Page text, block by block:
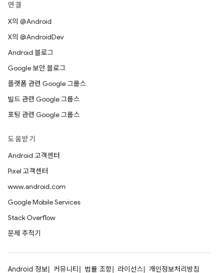
연결
X의 @Android
X의 @AndroidDev
Android 블로그
Google 보안 블로그
플랫폼 관련 Google 그룹스
빌드 관련 Google 그룹스
포팅 관련 Google 그룹스
도움받기
Android 고객센터
Pixel 고객센터
www.android.com
Google Mobile Services
Stack Overflow
문제 추적기
Android 정보 커뮤니티 법률 조항 라이선스 개인정보처리방침